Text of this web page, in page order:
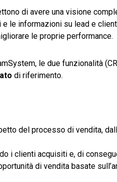
di avere una visione
le informazioni su lead e
le proprie performance.
le due funzionalità
di riferimento.
del processo di vendita,
i clienti acquisiti e, di
di vendita basate